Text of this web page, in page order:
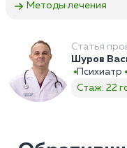
Методы лечения
Статья
Шуров
Психиатр
Стаж: 22